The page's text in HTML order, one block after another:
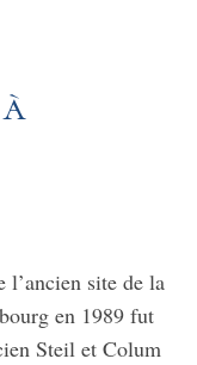
l’ancien site de la
en 1989 fut
Steil et Colum